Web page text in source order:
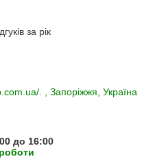
за рік
. , Запоріжжя, Україна
до 16:00